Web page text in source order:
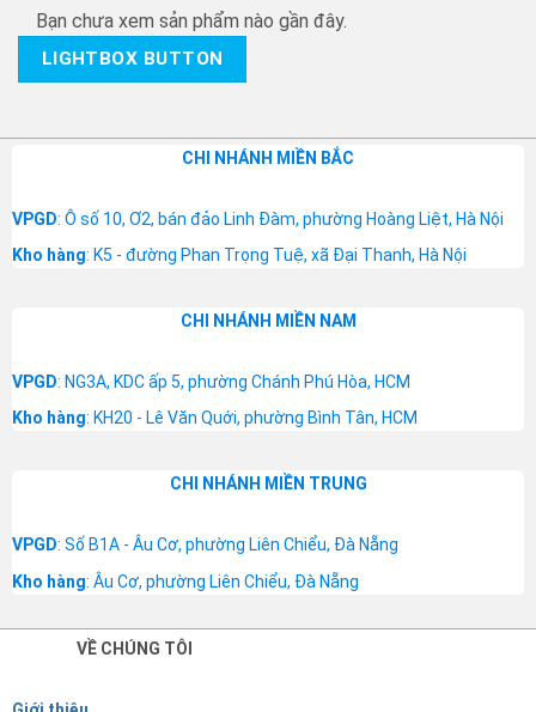
Bạn chưa xem sản phẩm nào gần đây.
LIGHTBOX BUTTON
CHI NHÁNH MIỀN BẮC
VPGD: Ô số 10, Ơ2, bán đảo Linh Đàm, phường Hoàng Liệt, Hà Nội
Kho hàng: K5 - đường Phan Trọng Tuệ, xã Đại Thanh, Hà Nội
CHI NHÁNH MIỀN NAM
VPGD: NG3A, KDC ấp 5, phường Chánh Phú Hòa, HCM
Kho hàng: KH20 - Lê Văn Quới, phường Bình Tân, HCM
CHI NHÁNH MIỀN TRUNG
VPGD: Số B1A - Âu Cơ, phường Liên Chiểu, Đà Nẵng
Kho hàng: Âu Cơ, phường Liên Chiểu, Đà Nẵng
VỀ CHÚNG TÔI